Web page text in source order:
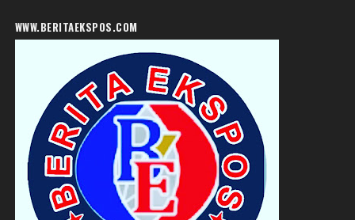
WWW.BERITAEKSPOS.COM